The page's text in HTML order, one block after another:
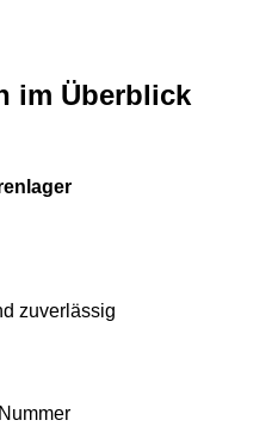
im Überblick
zuverlässig